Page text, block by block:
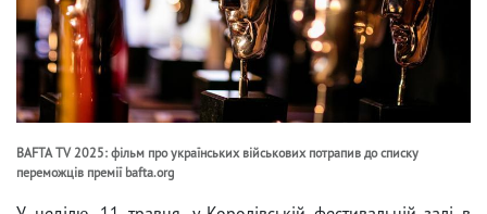
BAFTA TV 2025: фільм про українських військових потрапив до списку
переможців премії bafta.org